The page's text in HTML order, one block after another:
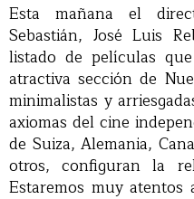
Esta mañana el
Sebastián, José Luis
listado de películas
atractiva sección de
minimalistas y
axiomas del cine
de Suiza, Alemania,
otros, configuran la
Estaremos muy atentos